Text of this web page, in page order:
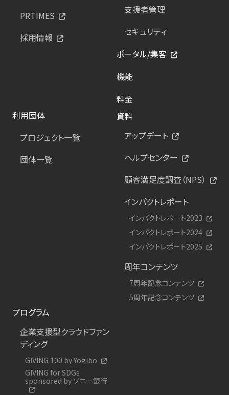
PRTIMES
採用情報
支援者管理
セキュリティ
ポータル/集客
機能
料金
利用団体
プロジェクト一覧
団体一覧
資料
アップデート
ヘルプセンター
顧客満足度調査（NPS）
インパクトレポート
インパクトレポート2023
インパクトレポート2024
インパクトレポート2025
周年コンテンツ
7周年記念コンテンツ
5周年記念コンテンツ
プログラム
企業支援型クラウドファン
ディング
GIVING 100 by Yogibo
GIVING for SDGs
sponsored by ソニー銀行